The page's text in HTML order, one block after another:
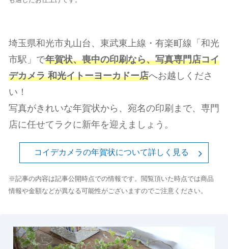
埼玉県和光市丸山台、東武東上線・有楽町線「和光
市駅」 で年賀状、喪中の印刷なら、写真専門店コイ
デカメラ和光イトーヨーカドー店へお越しくださ
い！
写真がきれいな年賀状から、宛名の印刷まで、専門
店に任せてラクに新年を迎えましょう。
コイデカメラの年賀状について詳しく見る
※記事の内容は記事公開時点での情報です。閲覧頂いた時点では商品
情報や金額などが異なる可能性がございますのでご注意ください。